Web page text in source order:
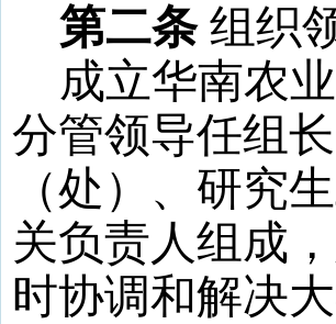
第二条组织
成立华南农
分管领导任组
（处）、研究
关负责人组成
时协调和解决